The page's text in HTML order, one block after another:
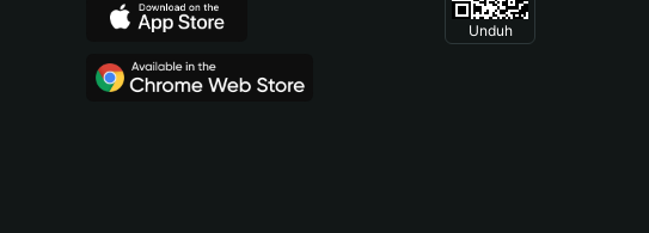
Unduh